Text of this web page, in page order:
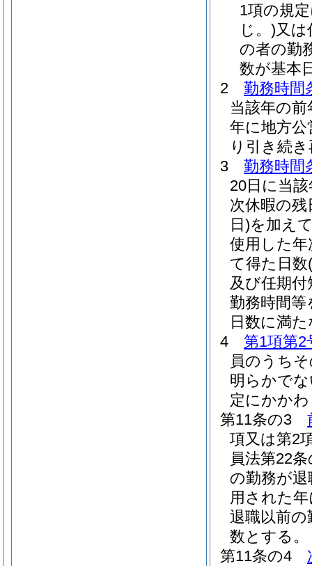
1項の規
じ。)又
の者の勤
数が基本
2
勤務時間
当該年の
年に地方
り引き続
3
勤務時間
20日に当
次休暇の残
日)を加え
使用した
て得た日数(
及び任期
勤務時間
日数に満
4
第1項第2
員のうち
明らかで
定にかか
第11条の3
項又は第2
員法第22
の勤務が
用された
退職以前
数とする。
第11条の4